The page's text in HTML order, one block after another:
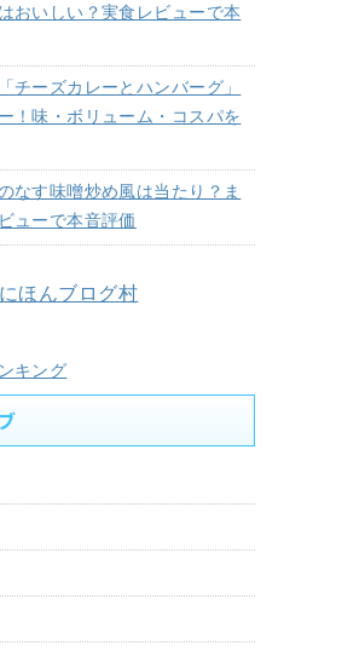
おいしい？実食レビューで本
チーズカレーとハンバーグ」
！味・ボリューム・コスパを
なす味噌炒め風は当たり？ま
ューで本音評価
にほんブログ村
キング